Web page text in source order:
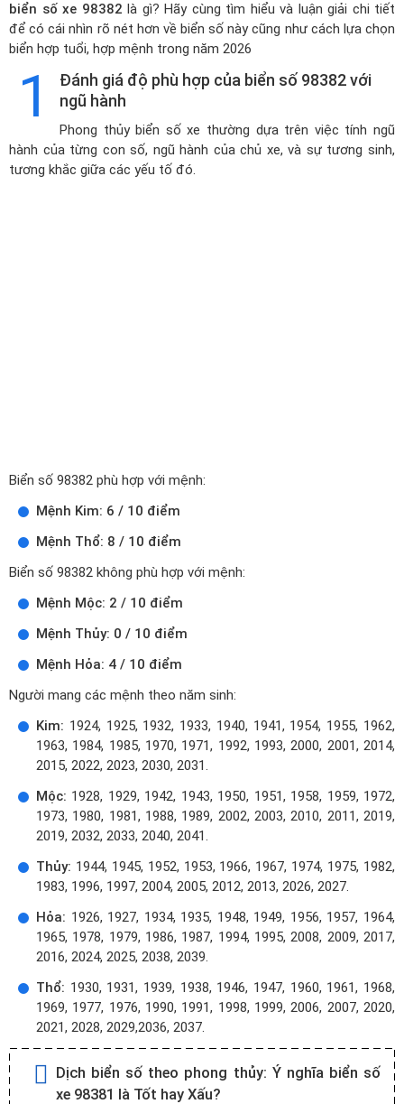
biển số xe 98382 là gì? Hãy cùng tìm hiểu và luận giải chi tiết
để có cái nhìn rõ nét hơn về biển số này cũng như cách lựa chọn
biển hợp tuổi, hợp mệnh trong năm 2026
1
Đánh giá độ phù hợp của biển số 98382 với
ngũ hành
Phong thủy biển số xe thường dựa trên việc tính ngũ
hành của từng con số, ngũ hành của chủ xe, và sự tương sinh,
tương khắc giữa các yếu tố đó.
Biển số 98382 phù hợp với mệnh:
Mệnh Kim: 6 / 10 điểm
Mệnh Thổ: 8 / 10 điểm
Biển số 98382 không phù hợp với mệnh:
Mệnh Mộc: 2 / 10 điểm
Mệnh Thủy: 0 / 10 điểm
Mệnh Hỏa: 4 / 10 điểm
Người mang các mệnh theo năm sinh:
Kim: 1924, 1925, 1932, 1933, 1940, 1941, 1954, 1955, 1962,
1963, 1984, 1985, 1970, 1971, 1992, 1993, 2000, 2001, 2014,
2015, 2022, 2023, 2030, 2031.
Mộc: 1928, 1929, 1942, 1943, 1950, 1951, 1958, 1959, 1972,
1973, 1980, 1981, 1988, 1989, 2002, 2003, 2010, 2011, 2019,
2019, 2032, 2033, 2040, 2041.
Thủy: 1944, 1945, 1952, 1953, 1966, 1967, 1974, 1975, 1982,
1983, 1996, 1997, 2004, 2005, 2012, 2013, 2026, 2027.
Hỏa: 1926, 1927, 1934, 1935, 1948, 1949, 1956, 1957, 1964,
1965, 1978, 1979, 1986, 1987, 1994, 1995, 2008, 2009, 2017,
2016, 2024, 2025, 2038, 2039.
Thổ: 1930, 1931, 1939, 1938, 1946, 1947, 1960, 1961, 1968,
1969, 1977, 1976, 1990, 1991, 1998, 1999, 2006, 2007, 2020,
2021, 2028, 2029,2036, 2037.
Dịch biển số theo phong thủy: Ý nghĩa biển số
xe 98381 là Tốt hay Xấu?